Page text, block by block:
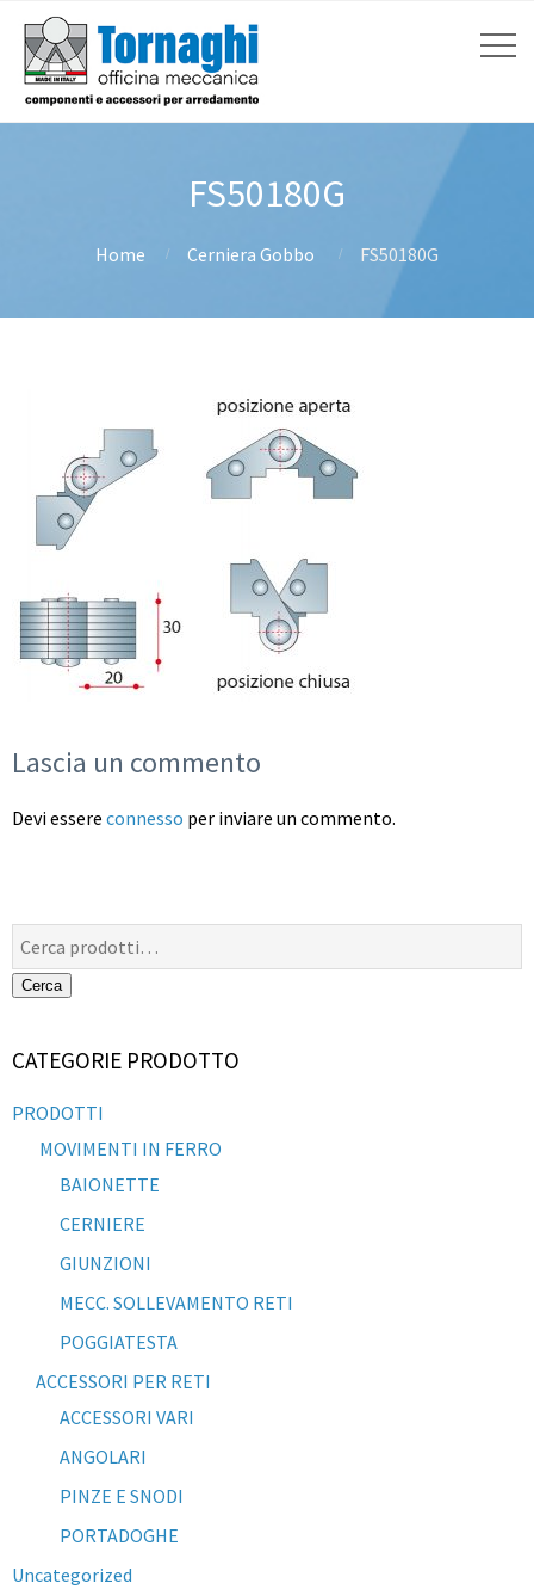
FS50180G
Home Cerniera Gobbo FS50180G
Lascia un commento
Devi essere connesso per inviare un commento.
Cerca:
Cerca
CATEGORIE PRODOTTO
PRODOTTI
MOVIMENTI IN FERRO
BAIONETTE
CERNIERE
GIUNZIONI
MECC. SOLLEVAMENTO RETI
POGGIATESTA
ACCESSORI PER RETI
ACCESSORI VARI
ANGOLARI
PINZE E SNODI
PORTADOGHE
Uncategorized